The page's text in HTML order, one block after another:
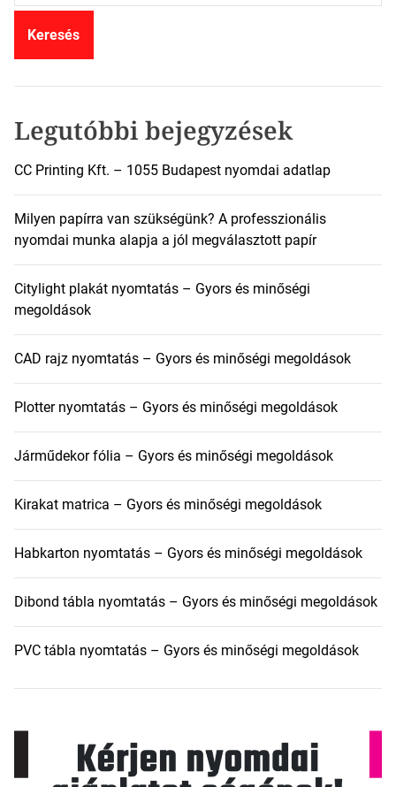
r
Legutóbbi bejegyzések
CC Printing Kft. – 1055 Budapest nyomdai adatlap
Milyen papírra van szükségünk? A professzionális
nyomdai munka alapja a jól megválasztott papír
Citylight plakát nyomtatás – Gyors és minőségi
megoldások
CAD rajz nyomtatás – Gyors és minőségi megoldások
Plotter nyomtatás – Gyors és minőségi megoldások
Járműdekor fólia – Gyors és minőségi megoldások
Kirakat matrica – Gyors és minőségi megoldások
Habkarton nyomtatás – Gyors és minőségi megoldások
Dibond tábla nyomtatás – Gyors és minőségi megoldások
PVC tábla nyomtatás – Gyors és minőségi megoldások